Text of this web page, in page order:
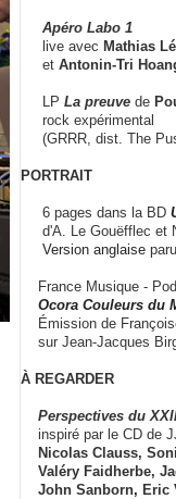
Apéro Labo 1
live avec Mathias
et Antonin-Tri
LP La preuve de
rock expérimental
(GRRR, dist. The
PORTRAIT
6 pages dans la BD
d'A. Le Gouëfflec et
Version anglaise
France Musique -
Ocora Couleurs du
Émission de
sur Jean-Jacques
À REGARDER
Perspectives du
inspiré par le CD de
Nicolas Clauss,
Valéry Faidherbe,
John Sanborn, Eric